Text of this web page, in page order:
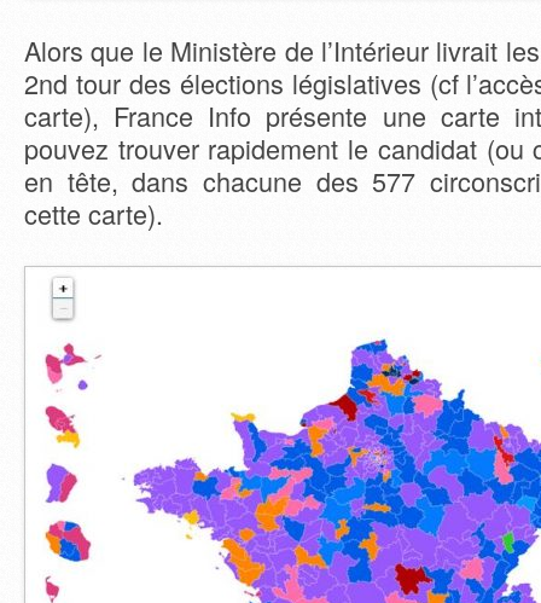
Alors que le Ministère de l’Intérieur livrait
2nd tour des élections législatives (cf
carte), France Info présente une carte
pouvez trouver rapidement le candidat (ou
en tête, dans chacune des 577
cette carte).